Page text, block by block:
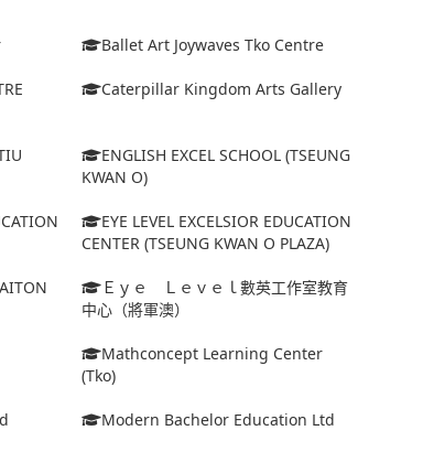
Ballet Art Joywaves Tko Centre
Caterpillar Kingdom Arts Gallery
ENGLISH EXCEL SCHOOL (TSEUNG
KWAN O)
EYE LEVEL EXCELSIOR EDUCATION
CENTER (TSEUNG KWAN O PLAZA)
Ｅｙｅ Ｌｅｖｅｌ數英工作室教育
中心（將軍澳）
Mathconcept Learning Center
(Tko)
Modern Bachelor Education Ltd